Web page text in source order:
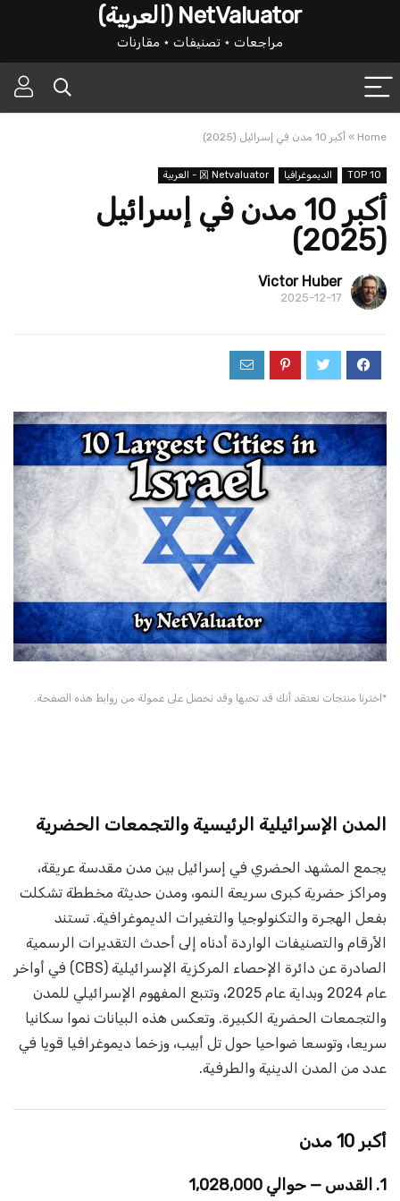
NetValuator (العربية)
مراجعات ⋆ تصنيفات ⋆ مقارنات
Home
» أكبر 10 مدن في إسرائيل (2025)
TOP 10 الديموغرافيا 龱 Netvaluator - العربية
أكبر 10 مدن في إسرائيل
(2025)
Victor Huber
2025-12-17
*اخترنا منتجات نعتقد أنك قد تحبها وقد نحصل على عمولة من روابط هذه الصفحة.
المدن الإسرائيلية الرئيسية والتجمعات الحضرية
يجمع المشهد الحضري في إسرائيل بين مدن مقدسة عريقة،
ومراكز حضرية كبرى سريعة النمو، ومدن حديثة مخططة تشكلت
بفعل الهجرة والتكنولوجيا والتغيرات الديموغرافية. تستند
الأرقام والتصنيفات الواردة أدناه إلى أحدث التقديرات الرسمية
الصادرة عن دائرة الإحصاء المركزية الإسرائيلية (CBS) في أواخر
عام 2024 وبداية عام 2025، وتتبع المفهوم الإسرائيلي للمدن
والتجمعات الحضرية الكبيرة. وتعكس هذه البيانات نموا سكانيا
سريعا، وتوسعا ضواحيا حول تل أبيب، وزخما ديموغرافيا قويا في
عدد من المدن الدينية والطرفية.
أكبر 10 مدن
1. القدس — حوالي 1,028,000